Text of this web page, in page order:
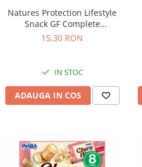
Natures Protection Lifestyle
Snack GF Complete
Development pentru Catei
15,30 RON
IN STOC
ADAUGA IN COS